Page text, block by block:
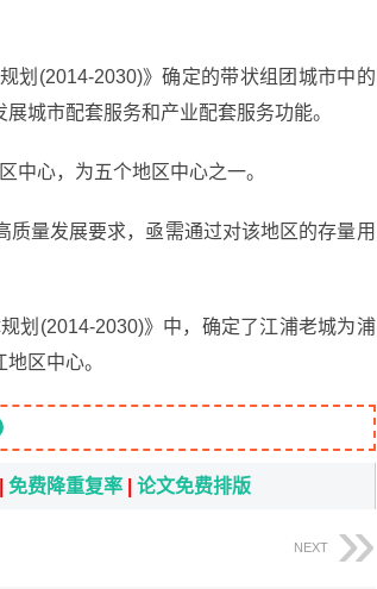
划(2014-2030)》确定的带状组团城市中的
城市配套服务和产业配套服务功能。
中心，为五个地区中心之一。
量发展要求，亟需通过对该地区的存量用
划(2014-2030)》中，确定了江浦老城为浦
区中心。
免费降重复率 论文免费排版
NEXT